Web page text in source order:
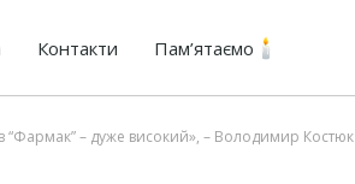
Контакти Пам’ятаємо
в “Фармак” – дуже високий», – Володимир Костюк